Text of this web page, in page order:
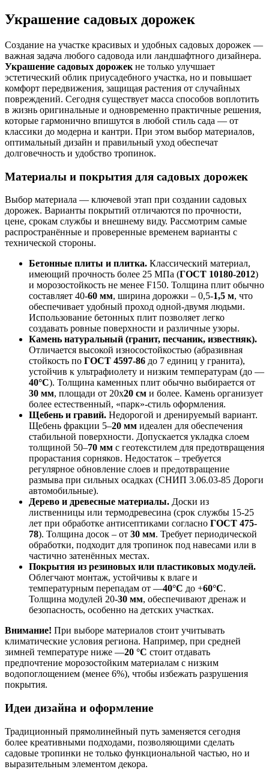
Украшение садовых дорожек
Создание на участке красивых и удобных садовых дорожек —
важная задача любого садовода или ландшафтного дизайнера.
Украшение садовых дорожек не только улучшает
эстетический облик приусадебного участка, но и повышает
комфорт передвижения, защищая растения от случайных
повреждений. Сегодня существует масса способов воплотить
в жизнь оригинальные и одновременно практичные решения,
которые гармонично впишутся в любой стиль сада — от
классики до модерна и кантри. При этом выбор материалов,
оптимальный дизайн и правильный уход обеспечат
долговечность и удобство тропинок.
Материалы и покрытия для садовых дорожек
Выбор материала — ключевой этап при создании садовых
дорожек. Варианты покрытий отличаются по прочности,
цене, срокам службы и внешнему виду. Рассмотрим самые
распространённые и проверенные временем варианты с
технической стороны.
Бетонные плиты и плитка. Классический материал,
имеющий прочность более 25 МПа (ГОСТ 10180-2012)
и морозостойкость не менее F150. Толщина плит обычно
составляет 40-60 мм, ширина дорожки – 0,5-1,5 м, что
обеспечивает удобный проход одной-двумя людьми.
Использование бетонных плит позволяет легко
создавать ровные поверхности и различные узоры.
Камень натуральный (гранит, песчаник, известняк).
Отличается высокой износостойкостью (абразивная
стойкость по ГОСТ 4597-86 до 7 единиц у гранита),
устойчив к ультрафиолету и низким температурам (до —
40°С). Толщина каменных плит обычно выбирается от
30 мм, площади от 20x20 см и более. Камень организует
более естественный, «парк»-стиль оформления.
Щебень и гравий. Недорогой и дренируемый вариант.
Щебень фракции 5–20 мм идеален для обеспечения
стабильной поверхности. Допускается укладка слоем
толщиной 50–70 мм с геотекстилем для предотвращения
прорастания сорняков. Недостаток – требуется
регулярное обновление слоев и предотвращение
размыва при сильных осадках (СНИП 3.06.03-85 Дороги
автомобильные).
Дерево и древесные материалы. Доски из
лиственницы или термодревесина (срок службы 15-25
лет при обработке антисептиками согласно ГОСТ 475-
78). Толщина досок – от 30 мм. Требует периодической
обработки, подходит для тропинок под навесами или в
частично затенённых местах.
Покрытия из резиновых или пластиковых модулей.
Облегчают монтаж, устойчивы к влаге и
температурным перепадам от —40°С до +60°С.
Толщина модулей 20-30 мм, обеспечивают дренаж и
безопасность, особенно на детских участках.
Внимание! При выборе материалов стоит учитывать
климатические условия региона. Например, при средней
зимней температуре ниже —20 °С стоит отдавать
предпочтение морозостойким материалам с низким
водопоглощением (менее 6%), чтобы избежать разрушения
покрытия.
Идеи дизайна и оформление
Традиционный прямолинейный путь заменяется сегодня
более креативными подходами, позволяющими сделать
садовые тропинки не только функциональной частью, но и
выразительным элементом декора.